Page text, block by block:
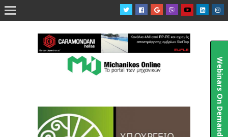

Webinars On Demand